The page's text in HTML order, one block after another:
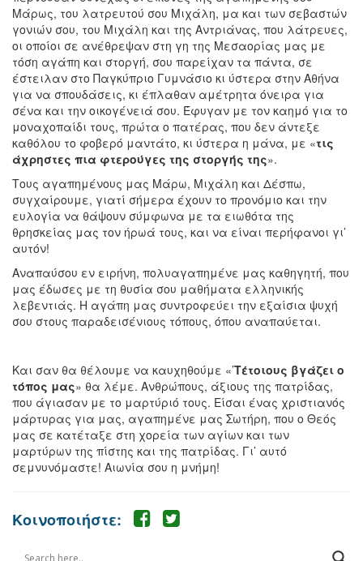
Μάρως, του λατρευτού σου Μιχάλη, μα και των σεβαστών
γονιών σου, του Μιχάλη και της Αντριάνας, που λάτρευες,
οι οποίοι σε ανέθρεψαν στη γη της Μεσαορίας μας με
τόση αγάπη και στοργή, σου παρείχαν τα πάντα, σε
έστειλαν στο Παγκύπριο Γυμνάσιο κι ύστερα στην Αθήνα
για να σπουδάσεις, κι έπλαθαν αμέτρητα όνειρα για
σένα και την οικογένειά σου. Έφυγαν με τον καημό για το
μοναχοπαίδι τους, πρώτα ο πατέρας, που δεν άντεξε
καθόλου το φοβερό μαντάτο, κι ύστερα η μάνα, με «τις
άχρηστες πια φτερούγες της στοργής της».
Τους αγαπημένους μας Μάρω, Μιχάλη και Δέσπω,
συγχαίρουμε, γιατί σήμερα έχουν το προνόμιο και την
ευλογία να θάψουν σύμφωνα με τα ειωθότα της
θρησκείας μας τον ήρωά τους, και να είναι περήφανοι γι’
αυτόν!
Αναπαύσου εν ειρήνη, πολυαγαπημένε μας καθηγητή, που
μας έδωσες με τη θυσία σου μαθήματα ελληνικής
λεβεντιάς. Η αγάπη μας συντροφεύει την εξαίσια ψυχή
σου στους παραδεισένιους τόπους, όπου αναπαύεται.
Και σαν θα θέλουμε να καυχηθούμε «’Τέτοιους βγάζει ο
τόπος μας» θα λέμε. Ανθρώπους, άξιους της πατρίδας,
που άγιασαν με το μαρτύριό τους. Είσαι ένας χριστιανός
μάρτυρας για μας, αγαπημένε μας Σωτήρη, που ο Θεός
μας σε κατέταξε στη χορεία των αγίων και των
μαρτύρων της πίστης και της πατρίδας. Γι’ αυτό
σεμνυνόμαστε! Αιωνία σου η μνήμη!
Κοινοποιήστε: